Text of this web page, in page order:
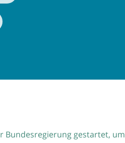
Bundesregierung gestartet, um